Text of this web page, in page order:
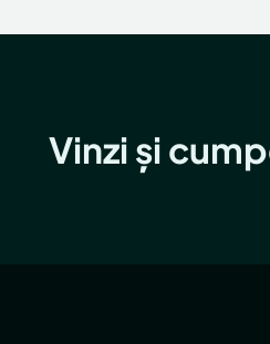
Vinzi și